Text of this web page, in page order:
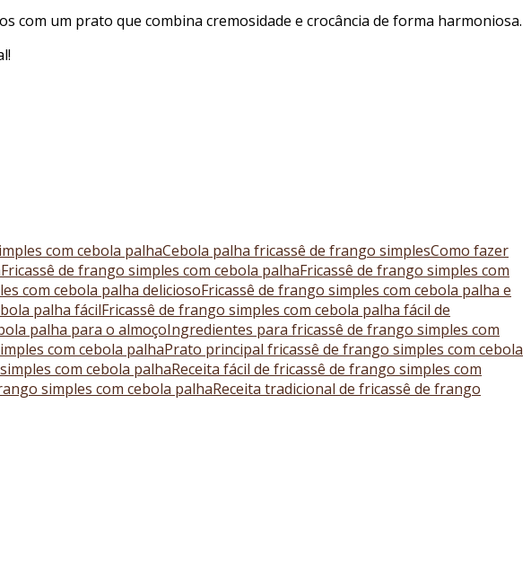
com um prato que combina cremosidade e crocância de forma harmoniosa.
com cebola palhaCebola palha fricassê de frango simplesComo fazer
Fricassê de frango simples com cebola palhaFricassê de frango simples com
com cebola palha deliciosoFricassê de frango simples com cebola palha e
palha fácilFricassê de frango simples com cebola palha fácil de
palha para o almoçoIngredientes para fricassê de frango simples com
com cebola palhaPrato principal fricassê de frango simples com cebola
com cebola palhaReceita fácil de fricassê de frango simples com
simples com cebola palhaReceita tradicional de fricassê de frango